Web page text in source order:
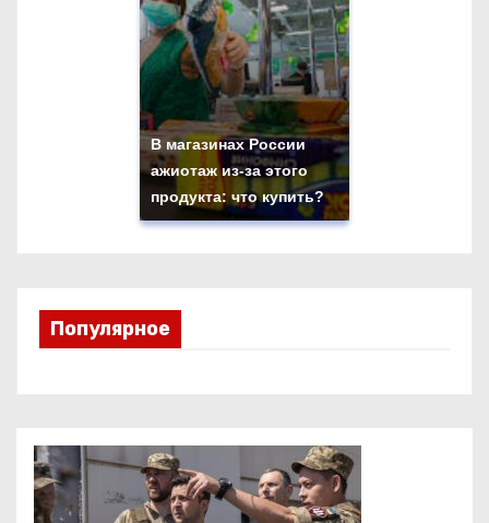
В магазинах России
ажиотаж из-за этого
продукта: что купить?
Популярное